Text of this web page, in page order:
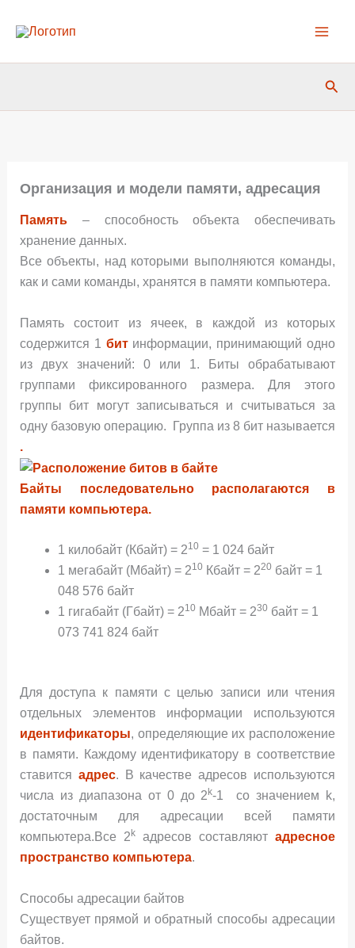
Организация и модели памяти, адресация
Память– способность объекта обеспечивать
хранение данных.
Все объекты, над которыми выполняются команды,
как и сами команды, хранятся в памяти компьютера.
Память состоит из ячеек, в каждой из которых
содержится 1 битинформации, принимающий одно
из двух значений: 0 или 1. Биты обрабатывают
группами фиксированного размера. Для этого
группы бит могут записываться и считываться за
одну базовую операцию. Группа из 8 бит называется
.
Байты последовательно располагаются в
памяти компьютера.
1 килобайт (Кбайт) = 210= 1 024 байт
1 мегабайт (Мбайт) = 210Кбайт = 220байт = 1
048 576 байт
1 гигабайт (Гбайт) = 210Мбайт = 230байт = 1
073 741 824 байт
Для доступа к памяти с целью записи или чтения
отдельных элементов информации используются
идентификаторы, определяющие их расположение
в памяти. Каждому идентификатору в соответствие
ставится адрес. В качестве адресов используются
числа из диапазона от 0 до 2k-1 со значением k,
достаточным для адресации всей памяти
компьютера.Все 2 kадресов составляютадресное
пространство компьютера.
Способы адресации байтов
Существует прямой и обратный способы адресации
байтов.